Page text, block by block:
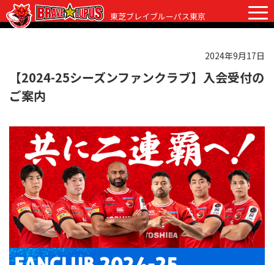
東芝ブレイブルーパス東京
チケット グッズ ファンクラブ 観戦ガイド
観戦ガイド
初めての観戦
ラグビーって何？
会場紹介
クラブからのお願い
試合日程・結果
選手・スタッフ
選手
スタッフ
マスコット
クラブ情報
クラブ情報
株式会社 ブレイブルーパス東京概要
アカデミー
パートナー
2024年9月17日
【2024-25シーズンファンクラブ】入会受付の
ご案内